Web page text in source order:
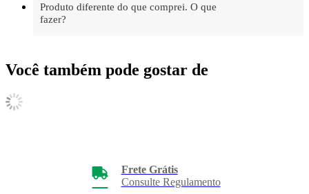
Produto diferente do que comprei. O que
fazer?
Você também pode gostar de
Frete Grátis
Consulte Regulamento